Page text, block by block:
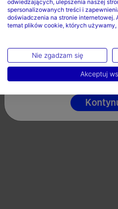
Prasowac w maksymalnej
Nie czyscic chemicznie
Valoraciones (1)
Kraj
Polska
Język
Polski
odwiedzających, ulepszenia naszej
spersonalizowanych treści i
doświadczenia na stronie internetowej.
temat plików cookie, których
Nie zgadzam się
Akceptuj